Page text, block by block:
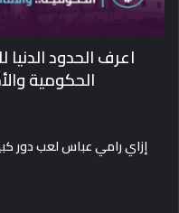
اعرف الحدود الدنيا
الحكومية
إزاي رامي عباس لعب دور